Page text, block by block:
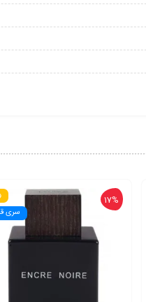
سری
17%